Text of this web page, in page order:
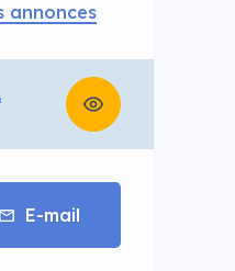
annonces
E-mail